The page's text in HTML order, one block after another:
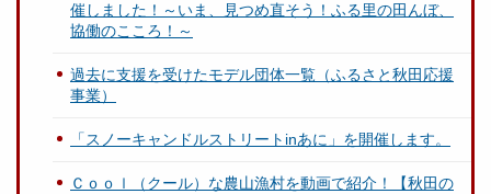
催しました！～いま、見つめ直そう！ふる里の田んぼ、
協働のこころ！～
過去に支援を受けたモデル団体一覧（ふるさと秋田応援
事業）
「スノーキャンドルストリートinあに」を開催します。
Ｃｏｏｌ（クール）な農山漁村を動画で紹介！【秋田の